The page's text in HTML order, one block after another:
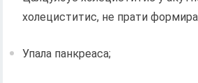
холециститис, не прати
Упала панкреаса;